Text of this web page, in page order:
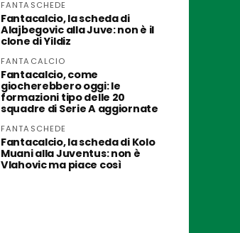
FANTASCHEDE
Fantacalcio, la scheda di
Alajbegovic alla Juve: non è il
clone di Yildiz
FANTACALCIO
Fantacalcio, come
giocherebbero oggi: le
formazioni tipo delle 20
squadre di Serie A aggiornate
FANTASCHEDE
Fantacalcio, la scheda di Kolo
Muani alla Juventus: non è
Vlahovic ma piace così